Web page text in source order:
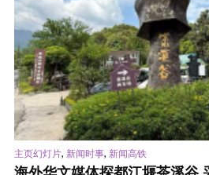
主页幻灯片, 新闻时事, 新闻高铁